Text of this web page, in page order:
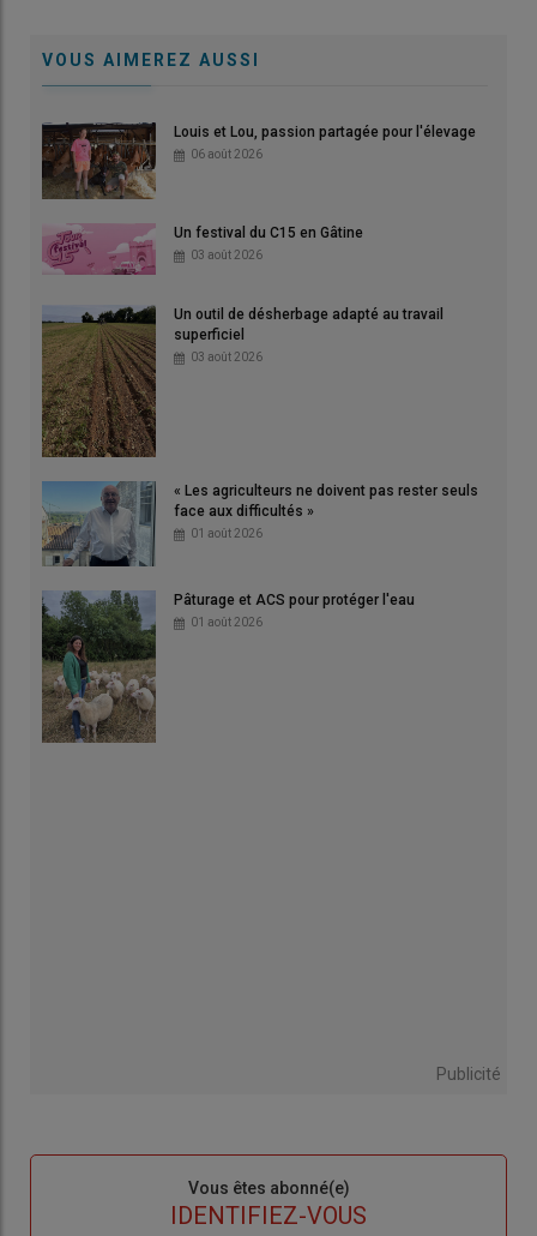
VOUS AIMEREZ AUSSI
Louis et Lou, passion partagée pour l'élevage
06 août 2026
Un festival du C15 en Gâtine
03 août 2026
Un outil de désherbage adapté au travail
superficiel
03 août 2026
« Les agriculteurs ne doivent pas rester seuls
face aux difficultés »
01 août 2026
Pâturage et ACS pour protéger l'eau
01 août 2026
Publicité
Vous êtes abonné(e)
IDENTIFIEZ-VOUS